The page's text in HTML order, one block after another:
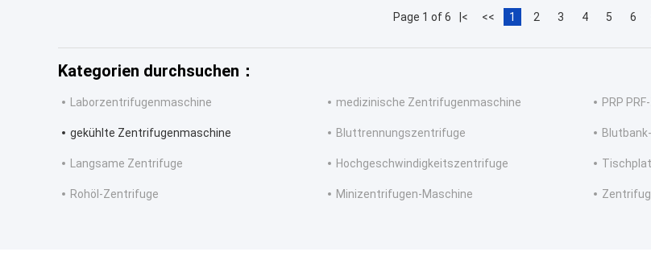
Page 1 of 6 |< << 1 2 3 4 5 6
Kategorien durchsuchen：
Laborzentrifugenmaschine medizinische Zentrifugenmaschine PRP
gekühlte Zentrifugenmaschine Bluttrennungszentrifuge
Langsame Zentrifuge Hochgeschwindigkeitszentrifuge
Rohöl-Zentrifuge Minizentrifugen-Maschine